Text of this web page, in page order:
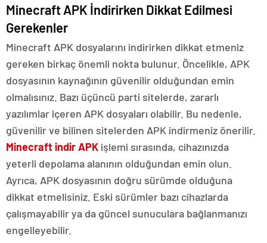
Minecraft APK İndirirken Dikkat Edilmesi
Gerekenler
Minecraft APK dosyalarını indirirken dikkat etmeniz
gereken birkaç önemli nokta bulunur. Öncelikle, APK
dosyasının kaynağının güvenilir olduğundan emin
olmalısınız. Bazı üçüncü parti sitelerde, zararlı
yazılımlar içeren APK dosyaları olabilir. Bu nedenle,
güvenilir ve bilinen sitelerden APK indirmeniz önerilir.
Minecraft indir APK işlemi sırasında, cihazınızda
yeterli depolama alanının olduğundan emin olun.
Ayrıca, APK dosyasının doğru sürümde olduğuna
dikkat etmelisiniz. Eski sürümler bazı cihazlarda
çalışmayabilir ya da güncel sunuculara bağlanmanızı
engelleyebilir.